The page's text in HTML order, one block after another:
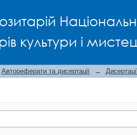
культури і
Автореферати та дисертації →